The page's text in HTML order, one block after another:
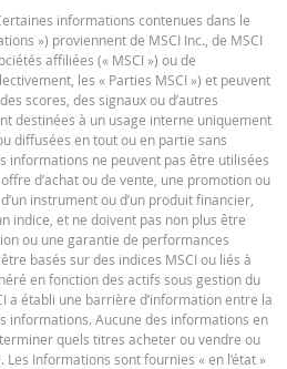
10,15
11,44
13,16
xlsx
PDF
PDF
informations contenues dans le
») proviennent de MSCI Inc., de MSCI
affiliées (« MSCI ») ou de
les « Parties MSCI ») et peuvent
scores, des signaux ou d’autres
destinées à un usage interne uniquement
diffusées en tout ou en partie sans
informations ne peuvent pas être utilisées
d’achat ou de vente, une promotion ou
instrument ou d’un produit financier,
indice, et ne doivent pas non plus être
ou une garantie de performances
basés sur des indices MSCI ou liés à
en fonction des actifs sous gestion du
a établi une barrière d’information entre la
informations. Aucune des informations en
quels titres acheter ou vendre ou
Informations sont fournies « en l’état »